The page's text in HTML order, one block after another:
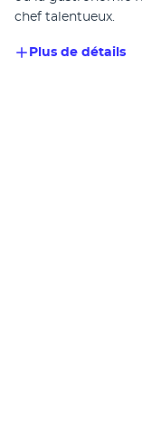
chef talentueux.
Plus de détails